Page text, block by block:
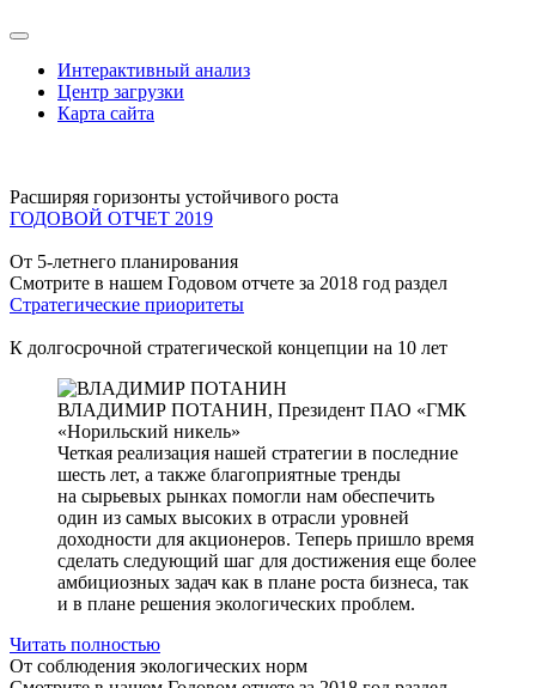
Интерактивный анализ
Центр загрузки
Карта сайта
Расширяя горизонты устойчивого роста
ГОДОВОЙ ОТЧЕТ 2019
От 5-летнего планирования
Смотрите в нашем Годовом отчете за 2018 год раздел
Стратегические приоритеты
К долгосрочной стратегической концепции на 10 лет
ВЛАДИМИР ПОТАНИН, Президент ПАО «ГМК
«Норильский никель»
Четкая реализация нашей стратегии в последние
шесть лет, а также благоприятные тренды
на сырьевых рынках помогли нам обеспечить
один из самых высоких в отрасли уровней
доходности для акционеров. Теперь пришло время
сделать следующий шаг для достижения еще более
амбициозных задач как в плане роста бизнеса, так
и в плане решения экологических проблем.
Читать полностью
От соблюдения экологических норм